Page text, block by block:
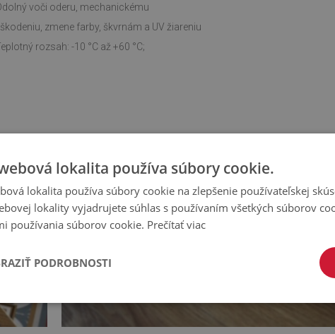
voči oderu, mechanickému
zmene farby, škvrnám a UV žiareniu
rozsah: -10 °C až +60 °C;
lokalita používa súbory cookie.
lokalita používa súbory cookie na zlepšenie používateľskej
lokality vyjadrujete súhlas s používaním všetkých súborov
používania súborov cookie. Prečítať viac
PODROBNOSTI